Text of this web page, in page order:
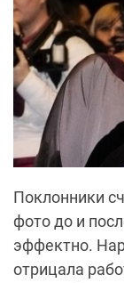
Поклонники
фото до и
эффектно.
отрицала